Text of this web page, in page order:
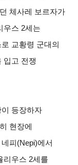
체사레 보르자가
우스 2세는
교황령 군대의
입고 전쟁
등장하자
현장에
피 (Nepi)에서
리우스 2세를